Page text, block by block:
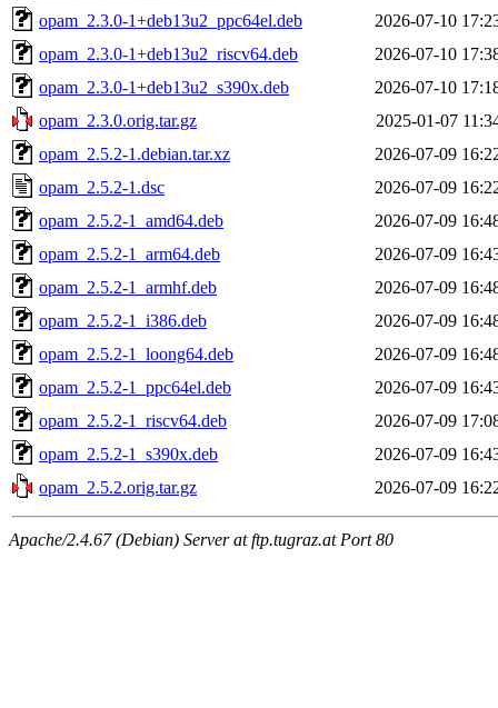
opam_2.3.0-1+deb13u2_ppc64el.deb
2026-07-10
opam_2.3.0-1+deb13u2_riscv64.deb
2026-07-10
opam_2.3.0-1+deb13u2_s390x.deb
2026-07-10
opam_2.3.0.orig.tar.gz
2025-01-07
opam_2.5.2-1.debian.tar.xz
2026-07-09
opam_2.5.2-1.dsc
2026-07-09
opam_2.5.2-1_amd64.deb
2026-07-09
opam_2.5.2-1_arm64.deb
2026-07-09
opam_2.5.2-1_armhf.deb
2026-07-09
opam_2.5.2-1_i386.deb
2026-07-09
opam_2.5.2-1_loong64.deb
2026-07-09
opam_2.5.2-1_ppc64el.deb
2026-07-09
opam_2.5.2-1_riscv64.deb
2026-07-09
opam_2.5.2-1_s390x.deb
2026-07-09
opam_2.5.2.orig.tar.gz
2026-07-09
Apache/2.4.67 (Debian) Server at ftp.tugraz.at Port 80